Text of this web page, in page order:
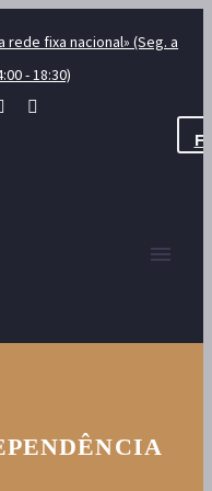
rede fixa nacional» (Seg. a
- 18:30)